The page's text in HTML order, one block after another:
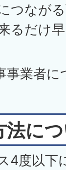
つなが
るだけ
事業者
法に
4度以下